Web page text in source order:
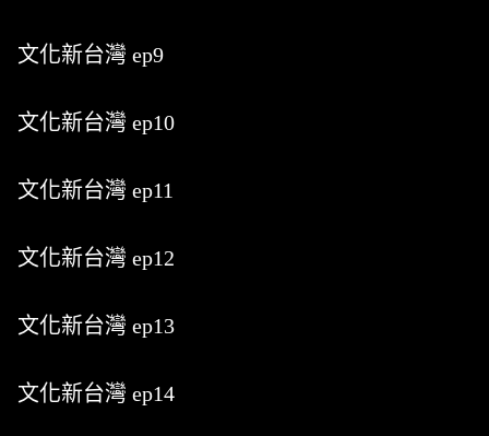
文化新台灣 ep9
文化新台灣 ep10
文化新台灣 ep11
文化新台灣 ep12
文化新台灣 ep13
文化新台灣 ep14